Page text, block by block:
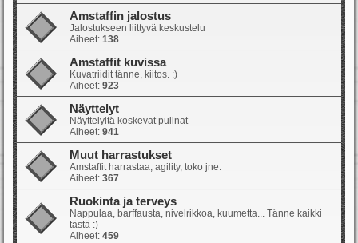
Amstaffin jalostus
Jalostukseen liittyvä keskustelu
Aiheet: 138
Amstaffit kuvissa
Kuvatriidit tänne, kiitos. :)
Aiheet: 923
Näyttelyt
Näyttelyitä koskevat pulinat
Aiheet: 941
Muut harrastukset
Amstaffit harrastaa; agility, toko jne.
Aiheet: 367
Ruokinta ja terveys
Nappulaa, barffausta, nivelrikkoa, kuumetta... Tänne kaikki
tästä :)
Aiheet: 459